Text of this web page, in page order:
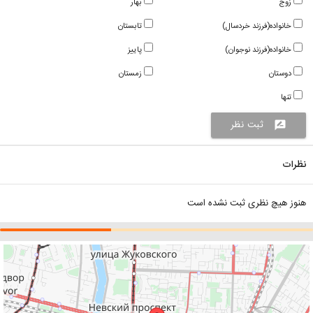
تابستان
پاییز
زمستان
خانواده(فرزند خردسال)
خانواده(فرزند نوجوان)
دوستان
تنها
rate_review ثبت نظر
نظرات
هنوز هیچ نظری ثبت نشده است